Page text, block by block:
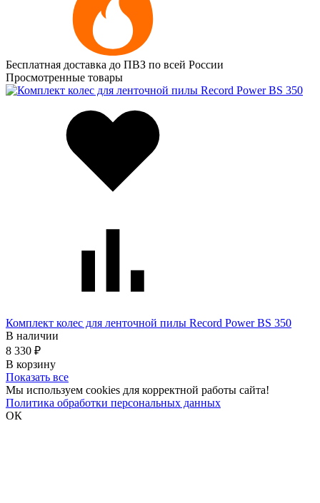
Бесплатная доставка до ПВЗ по всей России
Просмотренные товары
Комплект колес для ленточной пилы Record Power BS 350
В наличии
8 330 ₽
В корзину
Показать все
Мы используем cookies для корректной работы сайта!
Политика обработки персональных данных
ОК